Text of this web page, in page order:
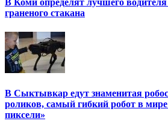
В Коми определят лучшего
граненого стакана
В Сыктывкар едут знаменитая
роликов, самый гибкий робот в
пиксели»